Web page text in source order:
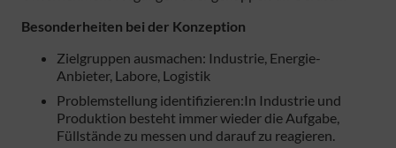
Besonderheiten bei der Konzeption
Zielgruppen ausmachen: Industrie, Energie-
Anbieter, Labore, Logistik
Problemstellung identifizieren:In Industrie und
Produktion besteht immer wieder die Aufgabe,
Füllstände zu messen und darauf zu reagieren.